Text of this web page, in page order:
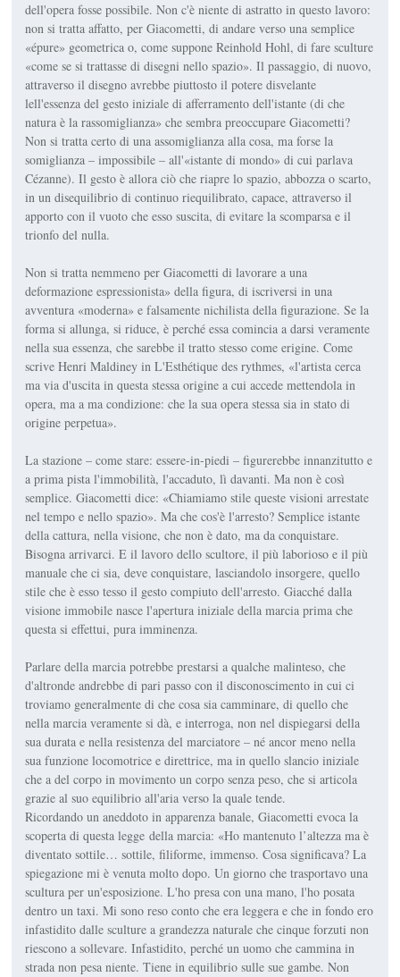
dell'opera fosse possibile. Non c'è niente di astratto in questo lavoro:
non si tratta affatto, per Giacometti, di andare verso una semplice
«épure» geometrica o, come suppone Reinhold Hohl, di fare sculture
«come se si trattasse di disegni nello spazio». Il passaggio, di nuovo,
attraverso il disegno avrebbe piuttosto il potere disvelante
lell'essenza del gesto iniziale di afferramento dell'istante (di che
natura è la rassomiglianza» che sembra preoccupare Giacometti?
Non si tratta certo di una assomiglianza alla cosa, ma forse la
somiglianza – impossibile – all'«istante di mondo» di cui parlava
Cézanne). Il gesto è allora ciò che riapre lo spazio, abbozza o scarto,
in un disequilibrio di continuo riequilibrato, capace, attraverso il
apporto con il vuoto che esso suscita, di evitare la scomparsa e il
trionfo del nulla.
Non si tratta nemmeno per Giacometti di lavorare a una
deformazione espressionista» della figura, di iscriversi in una
avventura «moderna» e falsamente nichilista della figurazione. Se la
forma si allunga, si riduce, è perché essa comincia a darsi veramente
nella sua essenza, che sarebbe il tratto stesso come erigine. Come
scrive Henri Maldiney in L'Esthétique des rythmes, «l'artista cerca
ma via d'uscita in questa stessa origine a cui accede mettendola in
opera, ma a ma condizione: che la sua opera stessa sia in stato di
origine perpetua».
La stazione – come stare: essere-in-piedi – figurerebbe innanzitutto e
a prima pista l'immobilità, l'accaduto, lì davanti. Ma non è così
semplice. Giacometti dice: «Chiamiamo stile queste visioni arrestate
nel tempo e nello spazio». Ma che cos'è l'arresto? Semplice istante
della cattura, nella visione, che non è dato, ma da conquistare.
Bisogna arrivarci. E il lavoro dello scultore, il più laborioso e il più
manuale che ci sia, deve conquistare, lasciandolo insorgere, quello
stile che è esso tesso il gesto compiuto dell'arresto. Giacché dalla
visione immobile nasce l'apertura iniziale della marcia prima che
questa si effettui, pura imminenza.
Parlare della marcia potrebbe prestarsi a qualche malinteso, che
d'altronde andrebbe di pari passo con il disconoscimento in cui ci
troviamo generalmente di che cosa sia camminare, di quello che
nella marcia veramente si dà, e interroga, non nel dispiegarsi della
sua durata e nella resistenza del marciatore – né ancor meno nella
sua funzione locomotrice e direttrice, ma in quello slancio iniziale
che a del corpo in movimento un corpo senza peso, che si articola
grazie al suo equilibrio all'aria verso la quale tende.
Ricordando un aneddoto in apparenza banale, Giacometti evoca la
scoperta di questa legge della marcia: «Ho mantenuto l’altezza ma è
diventato sottile… sottile, filiforme, immenso. Cosa significava? La
spiegazione mi è venuta molto dopo. Un giorno che trasportavo una
scultura per un'esposizione. L'ho presa con una mano, l'ho posata
dentro un taxi. Mi sono reso conto che era leggera e che in fondo ero
infastidito dalle sculture a grandezza naturale che cinque forzuti non
riescono a sollevare. Infastidito, perché un uomo che cammina in
strada non pesa niente. Tiene in equilibrio sulle sue gambe. Non